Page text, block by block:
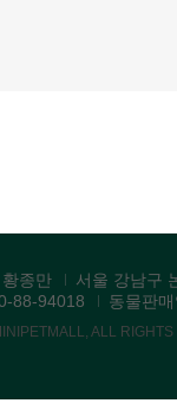
종만
서울 강남구
88-94018
동물판
ALL